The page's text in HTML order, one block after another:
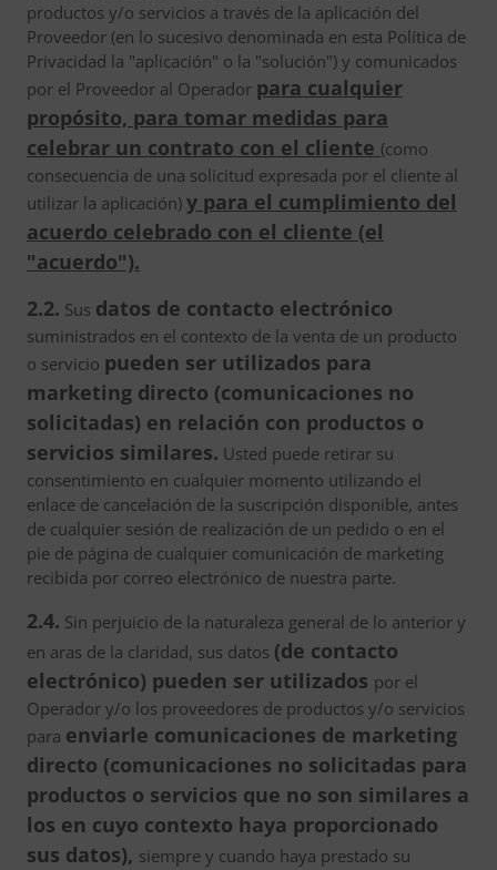
productos y/o servicios a través de la aplicación del
Proveedor (en lo sucesivo denominada en esta Política de
Privacidad la "aplicación" o la "solución") y comunicados
por el Proveedor al Operador para cualquier
propósito, para tomar medidas para
celebrar un contrato con el cliente (como
consecuencia de una solicitud expresada por el cliente al
utilizar la aplicación) y para el cumplimiento del
acuerdo celebrado con el cliente (el
"acuerdo").
2.2. Sus datos de contacto electrónico
suministrados en el contexto de la venta de un producto
o servicio pueden ser utilizados para
marketing directo (comunicaciones no
solicitadas) en relación con productos o
servicios similares. Usted puede retirar su
consentimiento en cualquier momento utilizando el
enlace de cancelación de la suscripción disponible, antes
de cualquier sesión de realización de un pedido o en el
pie de página de cualquier comunicación de marketing
recibida por correo electrónico de nuestra parte.
2.4. Sin perjuicio de la naturaleza general de lo anterior y
en aras de la claridad, sus datos (de contacto
electrónico) pueden ser utilizados por el
Operador y/o los proveedores de productos y/o servicios
para enviarle comunicaciones de marketing
directo (comunicaciones no solicitadas para
productos o servicios que no son similares a
los en cuyo contexto haya proporcionado
sus datos), siempre y cuando haya prestado su